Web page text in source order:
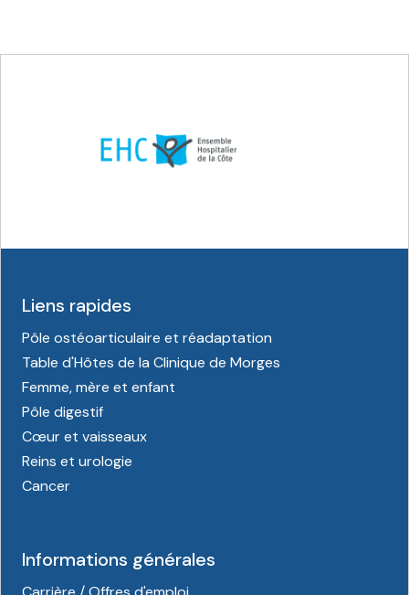
Liens rapides
Pôle ostéoarticulaire et réadaptation
Table d'Hôtes de la Clinique de Morges
Femme, mère et enfant
Pôle digestif
Cœur et vaisseaux
Reins et urologie
Cancer
Informations générales